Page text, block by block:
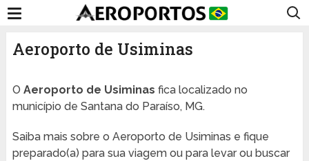
Aeroporto de Usiminas
O Aeroporto de Usiminas fica localizado no
município de Santana do Paraíso, MG.
Saiba mais sobre o Aeroporto de Usiminas e fique
preparado(a) para sua viagem ou para levar ou buscar